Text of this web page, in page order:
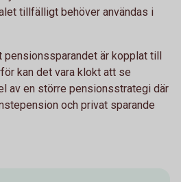
tillfälligt behöver användas i
pensionssparandet är kopplat till
kan det vara klokt att se
av en större pensionsstrategi där
och privat sparande